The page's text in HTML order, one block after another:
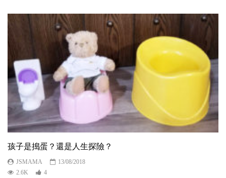
孩子是搗蛋？還是人生探險？
JSMAMA
13/08/2018
2.6K
4